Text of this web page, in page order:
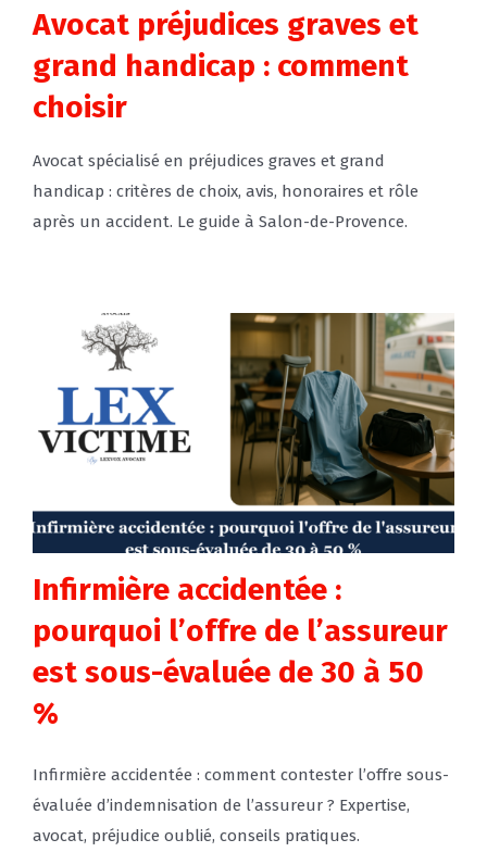
Avocat préjudices graves et
grand handicap : comment
choisir
Avocat spécialisé en préjudices graves et grand
handicap : critères de choix, avis, honoraires et rôle
après un accident. Le guide à Salon-de-Provence.
Infirmière accidentée :
pourquoi l’offre de l’assureur
est sous-évaluée de 30 à 50
%
Infirmière accidentée : comment contester l’offre sous-
évaluée d’indemnisation de l’assureur ? Expertise,
avocat, préjudice oublié, conseils pratiques.